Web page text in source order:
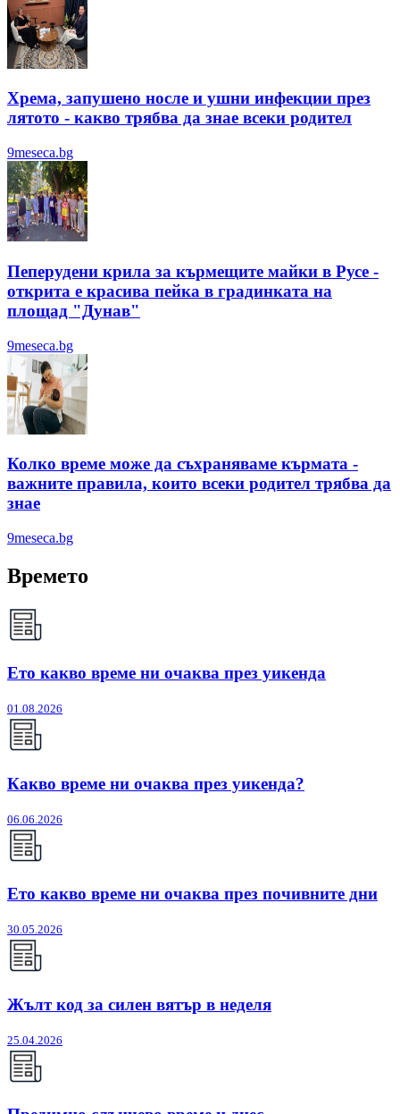
Хрема, запушено носле и ушни инфекции през
лятотo - какво трябва да знае всеки родител
9meseca.bg
Пеперудени крила за кърмещите майки в Русе -
открита е красива пейка в градинката на
площад "Дунав"
9meseca.bg
Колко време може да съхраняваме кърмата -
важните правила, които всеки родител трябва да
знае
9meseca.bg
Времето
Ето какво време ни очаква през уикенда
01.08.2026
Какво време ни очаква през уикенда?
06.06.2026
Ето какво време ни очаква през почивните дни
30.05.2026
Жълт код за силен вятър в неделя
25.04.2026